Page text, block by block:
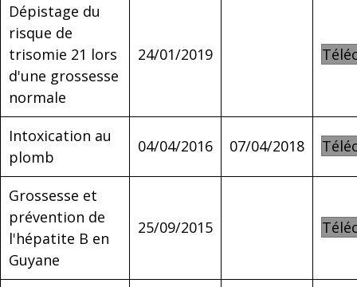
Dépistage du
risque de
trisomie 21 lors
d'une grossesse
normale
24/01/2019
Intoxication au
plomb
04/04/2016 07/04/2018
Grossesse et
prévention de
l'hépatite B en
Guyane
25/09/2015